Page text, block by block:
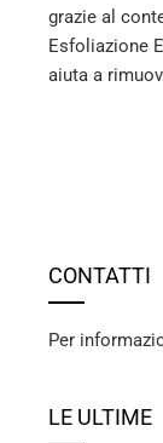
grazie al
Esfoliazione
aiuta a
CONTATTI
Per
LE ULTIME